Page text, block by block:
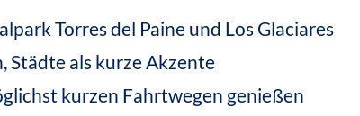
Torres del Paine und Los Glaciares
Städte als kurze Akzente
kurzen Fahrtwegen genießen